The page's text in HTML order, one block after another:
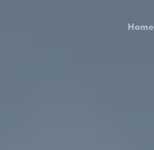
Home